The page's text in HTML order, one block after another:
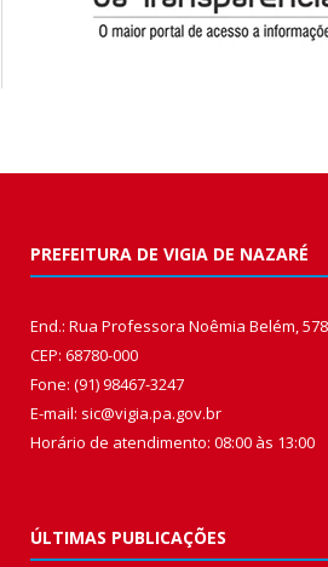
PREFEITURA DE VIGIA DE NAZARÉ
End.: Rua Professora Noêmia Belém,
CEP: 68780-000
Fone: (91) 98467-3247
E-mail: sic@vigia.pa.gov.br
Horário de atendimento: 08:00 às 13:00
ÚLTIMAS PUBLICAÇÕES